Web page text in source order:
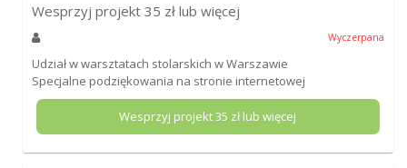
Wesprzyj projekt 35 zł lub więcej
Wyczerpana
Udział w warsztatach stolarskich w Warszawie
Specjalne podziękowania na stronie internetowej
Wesprzyj projekt35 zł lub więcej